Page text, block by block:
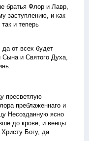
братья Флор и Лавр,
заступлению, и как
и теперь
от всех будет
и Святого Духа,
пресветлую
преблаженнаго и
Несозданную ясно
до крове, и венцы
Богу, да